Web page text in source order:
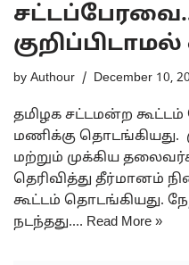
by Authour December 10,
தமிழக சட்டமன்ற கூட்டம்
மணிக்கு
மற்றும் முக்கிய
தெரிவித்து தீர்மானம்
கூட்டம் தொடங்கியது.
நடந்தது.… Read More »